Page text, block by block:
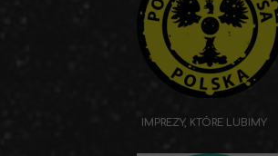
IMPREZY, KTÓRE LUBIMY